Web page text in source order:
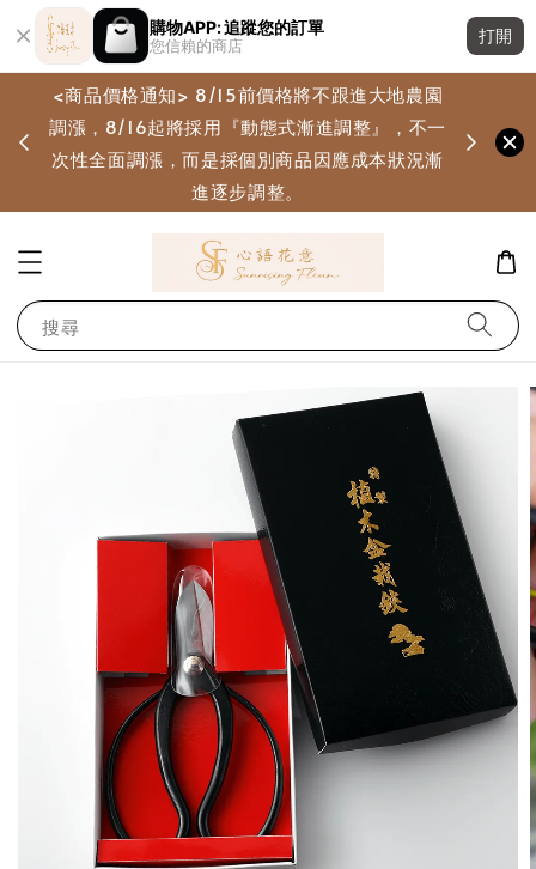
購物APP: 追蹤您的訂單
您信賴的商店
打開
<商品價格通知> 8/15前價格將不跟進大地農園
調漲，8/16起將採用『動態式漸進調整』，不一
次性全面調漲，而是採個別商品因應成本狀況漸
進逐步調整。
搜尋